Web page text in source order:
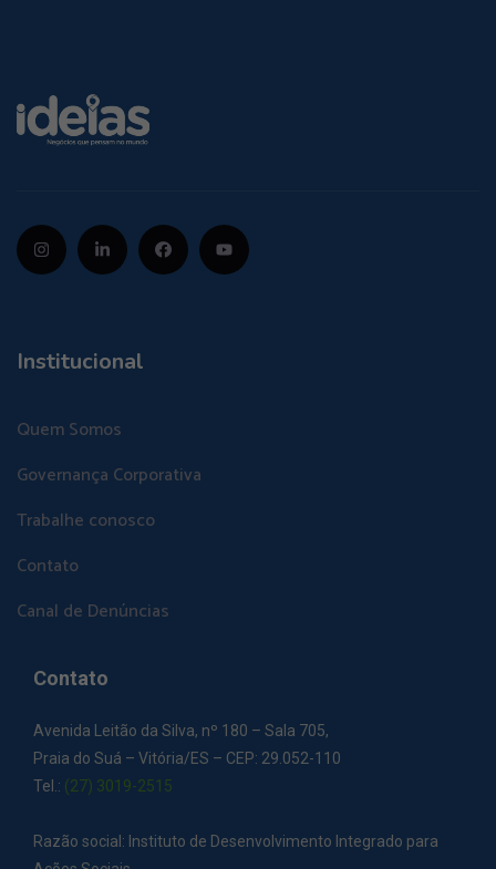
Institucional
Quem Somos
Governança Corporativa
Trabalhe conosco
Contato
Canal de Denúncias
Contato
Avenida Leitão da Silva, nº 180 – Sala 705,
Praia do Suá – Vitória/ES – CEP: 29.052-110
Tel.: (27) 3019-2515
Razão social: Instituto de Desenvolvimento Integrado para